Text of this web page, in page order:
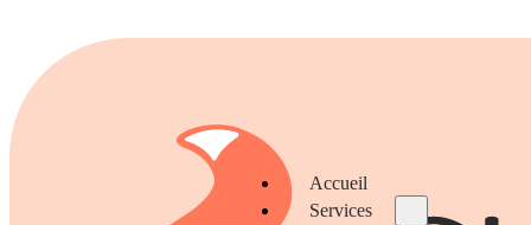
Accueil
Services